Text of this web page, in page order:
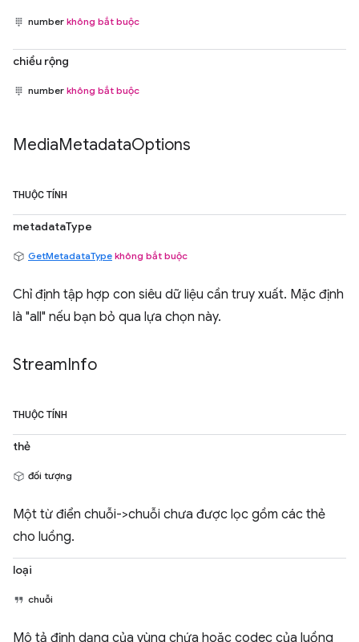
number không bắt buộc
chiều rộng
number không bắt buộc
MediaMetadataOptions
THUỘC TÍNH
metadataType
GetMetadataType không bắt buộc
Chỉ định tập hợp con siêu dữ liệu cần truy xuất. Mặc định
là "all" nếu bạn bỏ qua lựa chọn này.
StreamInfo
THUỘC TÍNH
thẻ
đối tượng
Một từ điển chuỗi->chuỗi chưa được lọc gồm các thẻ
cho luồng.
loại
chuỗi
Mô tả định dạng của vùng chứa hoặc codec của luồng